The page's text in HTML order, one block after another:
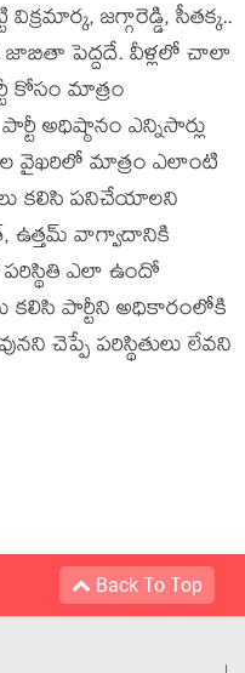
జ‌గ్గారెడ్డి, సీత‌క్క‌..
జాబితా పెద్ద‌దే. వీళ్ల‌లో చాలా
కోసం మాత్రం
అధిష్ఠానం ఎన్నిసార్లు
వైఖ‌రిలో మాత్రం ఎలాంటి
క‌లిసి ప‌నిచేయాల‌ని
ఉత్త‌మ్ వాగ్వాదానికి
ప‌రిస్థితి ఎలా ఉందో
క‌లిసి పార్టీని అధికారంలోకి
చెప్పే ప‌రిస్థితులు లేవ‌ని
Back To Top